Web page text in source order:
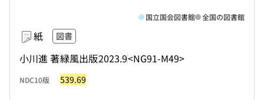
紙 図書
小川進 著緑風出版2023.9<NG91-M49>
国立国会図書館 全国の図書館
NDC10版 539.69